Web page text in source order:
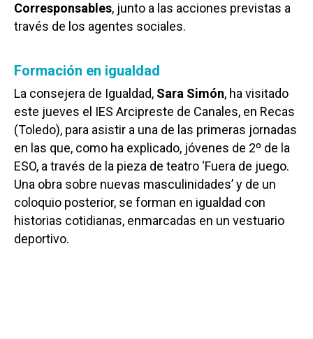
Corresponsables, junto a las acciones previstas a
través de los agentes sociales.
Formación en igualdad
La consejera de Igualdad, Sara Simón, ha visitado
este jueves el IES Arcipreste de Canales, en Recas
(Toledo), para asistir a una de las primeras jornadas
en las que, como ha explicado, jóvenes de 2º de la
ESO, a través de la pieza de teatro ‘Fuera de juego.
Una obra sobre nuevas masculinidades’ y de un
coloquio posterior, se forman en igualdad con
historias cotidianas, enmarcadas en un vestuario
deportivo.